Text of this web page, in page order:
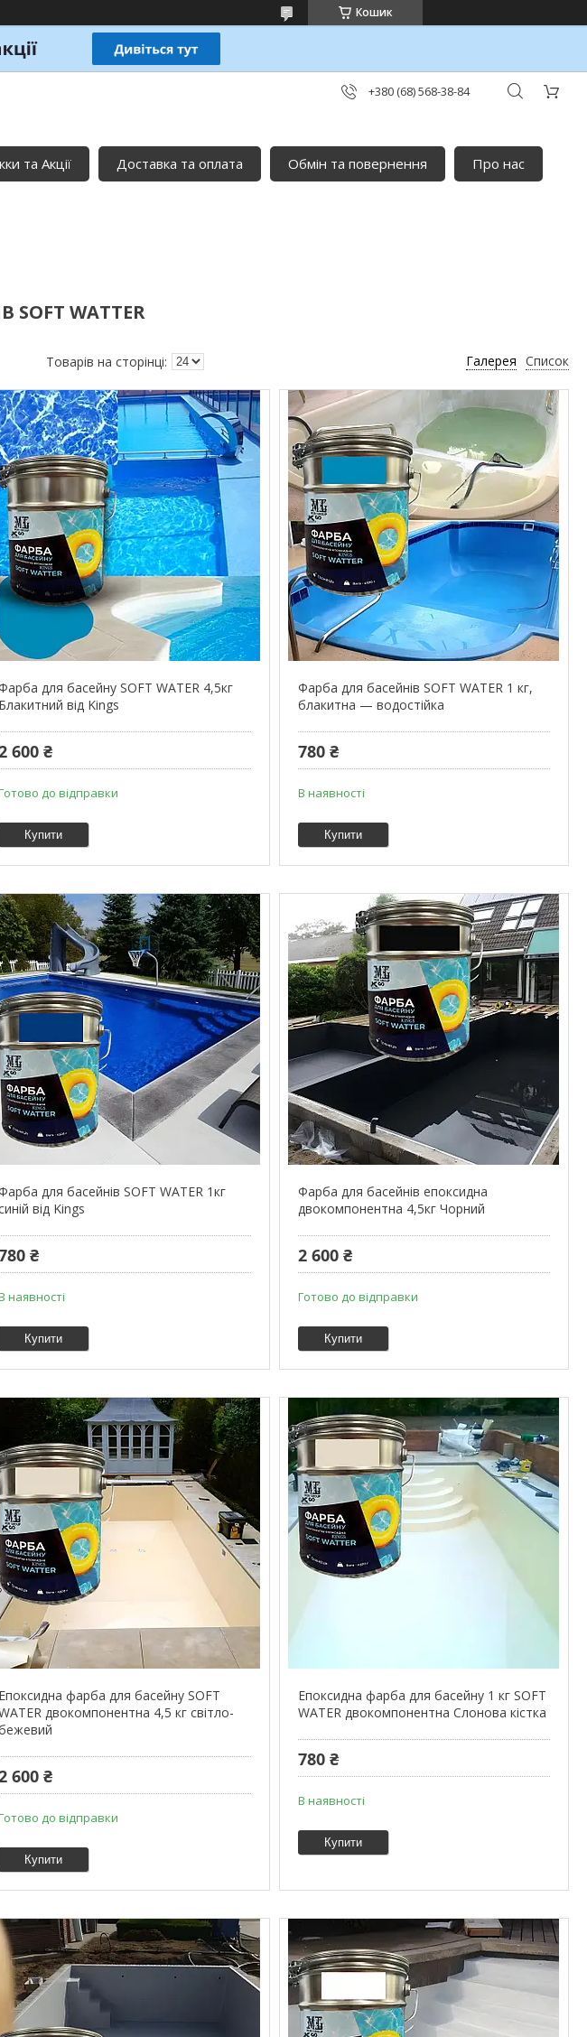
Кошик
+380 (68) 568-38-84
та Акції Доставка та оплата Обмін та повернення
Про нас
WATTER
Галерея Список
для басейну SOFT WATER 4,5кг
Блакитний від Kings
600 ₴
до відправки
Купити
Фарба для басейнів SOFT WATER 1 кг,
блакитна — водостійка
780 ₴
В наявності
Купити
для басейнів SOFT WATER 1кг
від Kings
₴
наявності
Купити
Фарба для басейнів епоксидна
двокомпонентна 4,5кг Чорний
2 600 ₴
Готово до відправки
Купити
Епоксидна фарба для басейну SOFT
двокомпонентна 4,5 кг світло-
600 ₴
до відправки
Купити
Епоксидна фарба для басейну 1 кг SOFT
WATER двокомпонентна Слонова кістка
780 ₴
В наявності
Купити